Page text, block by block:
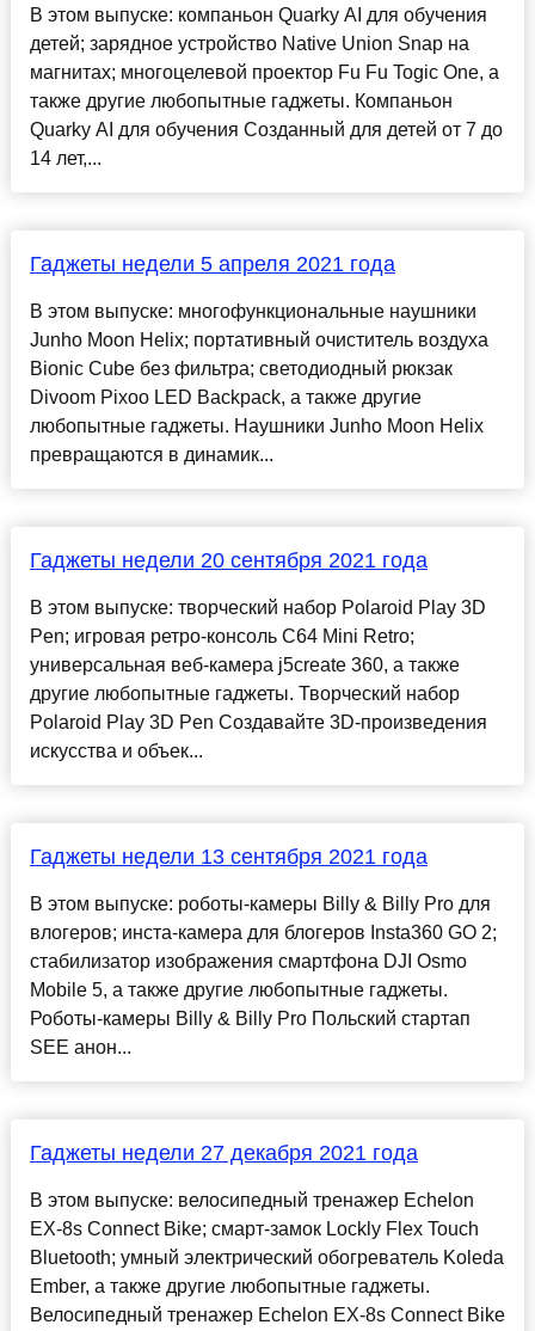
В этом выпуске: компаньон Quarky AI для обучения
детей; зарядное устройство Native Union Snap на
магнитах; многоцелевой проектор Fu Fu Togic One, а
также другие любопытные гаджеты. Компаньон
Quarky AI для обучения Созданный для детей от 7 до
14 лет,...
Гаджеты недели 5 апреля 2021 года
В этом выпуске: многофункциональные наушники
Junho Moon Helix; портативный очиститель воздуха
Bionic Cube без фильтра; светодиодный рюкзак
Divoom Pixoo LED Backpack, а также другие
любопытные гаджеты. Наушники Junho Moon Helix
превращаются в динамик...
Гаджеты недели 20 сентября 2021 года
В этом выпуске: творческий набор Polaroid Play 3D
Pen; игровая ретро-консоль C64 Mini Retro;
универсальная веб-камера j5create 360, а также
другие любопытные гаджеты. Творческий набор
Polaroid Play 3D Pen Создавайте 3D-произведения
искусства и объек...
Гаджеты недели 13 сентября 2021 года
В этом выпуске: роботы-камеры Billy & Billy Pro для
влогеров; инста-камера для блогеров Insta360 GO 2;
стабилизатор изображения смартфона DJI Osmo
Mobile 5, а также другие любопытные гаджеты.
Роботы-камеры Billy & Billy Pro Польский стартап
SEE анон...
Гаджеты недели 27 декабря 2021 года
В этом выпуске: велосипедный тренажер Echelon
EX-8s Connect Bike; смарт-замок Lockly Flex Touch
Bluetooth; умный электрический обогреватель Koleda
Ember, а также другие любопытные гаджеты.
Велосипедный тренажер Echelon EX-8s Connect Bike